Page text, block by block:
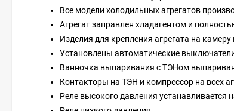
Все модели холодильных агрегатов
Агрегат заправлен хладагентом и
Изделия для крепления агрегата на
Установлены автоматические
Ванночка выпаривания с ТЭНом
Контакторы на ТЭН и компрессор на всех
Реле высокого давления устанавливается